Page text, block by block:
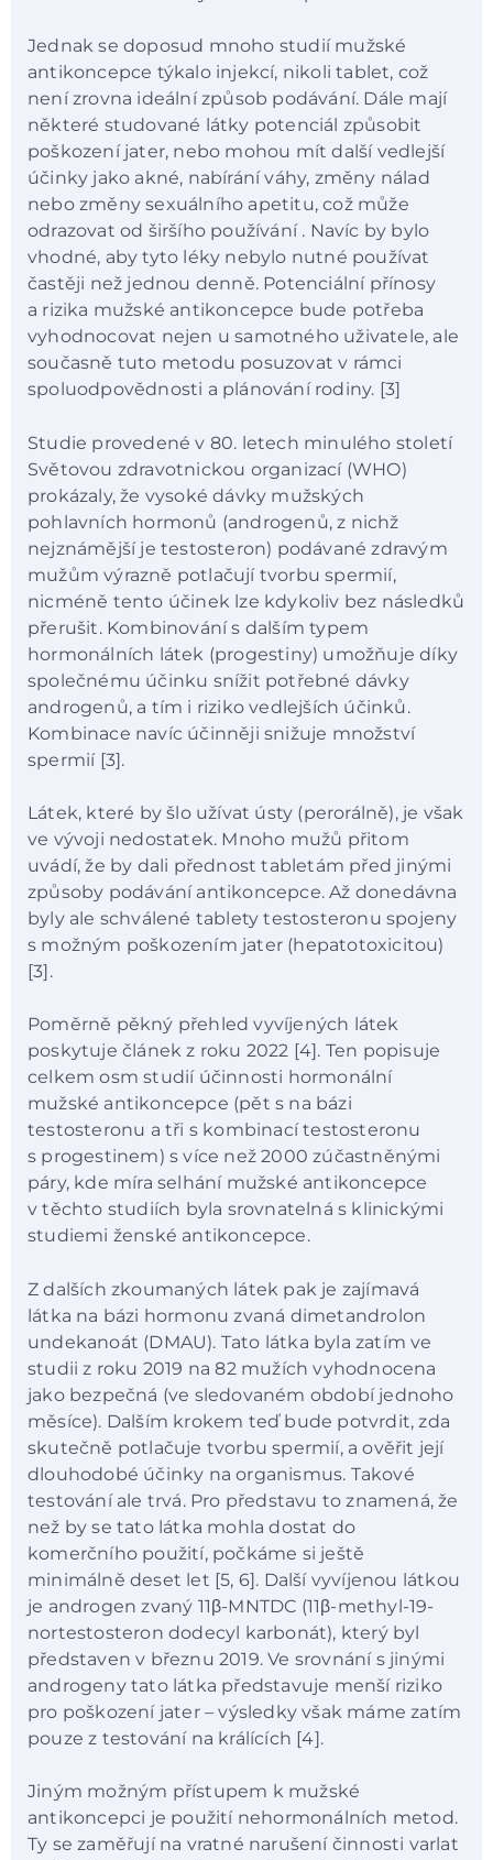
Jednak se doposud mnoho studií mužské
antikoncepce týkalo injekcí, nikoli tablet, což
není zrovna ideální způsob podávání. Dále mají
některé studované látky potenciál způsobit
poškození jater, nebo mohou mít další vedlejší
účinky jako akné, nabírání váhy, změny nálad
nebo změny sexuálního apetitu, což může
odrazovat od širšího používání . Navíc by bylo
vhodné, aby tyto léky nebylo nutné používat
častěji než jednou denně. Potenciální přínosy
a rizika mužské antikoncepce bude potřeba
vyhodnocovat nejen u samotného uživatele, ale
současně tuto metodu posuzovat v rámci
spoluodpovědnosti a plánování rodiny. [3]
Studie provedené v 80. letech minulého století
Světovou zdravotnickou organizací (WHO)
prokázaly, že vysoké dávky mužských
pohlavních hormonů (androgenů, z nichž
nejznámější je testosteron) podávané zdravým
mužům výrazně potlačují tvorbu spermií,
nicméně tento účinek lze kdykoliv bez následků
přerušit. Kombinování s dalším typem
hormonálních látek (progestiny) umožňuje díky
společnému účinku snížit potřebné dávky
androgenů, a tím i riziko vedlejších účinků.
Kombinace navíc účinněji snižuje množství
spermií [3].
Látek, které by šlo užívat ústy (perorálně), je však
ve vývoji nedostatek. Mnoho mužů přitom
uvádí, že by dali přednost tabletám před jinými
způsoby podávání antikoncepce. Až donedávna
byly ale schválené tablety testosteronu spojeny
s možným poškozením jater (hepatotoxicitou)
[3].
Poměrně pěkný přehled vyvíjených látek
poskytuje článek z roku 2022 [4]. Ten popisuje
celkem osm studií účinnosti hormonální
mužské antikoncepce (pět s na bázi
testosteronu a tři s kombinací testosteronu
s progestinem) s více než 2000 zúčastněnými
páry, kde míra selhání mužské antikoncepce
v těchto studiích byla srovnatelná s klinickými
studiemi ženské antikoncepce.
Z dalších zkoumaných látek pak je zajímavá
látka na bázi hormonu zvaná dimetandrolon
undekanoát (DMAU). Tato látka byla zatím ve
studii z roku 2019 na 82 mužích vyhodnocena
jako bezpečná (ve sledovaném období jednoho
měsíce). Dalším krokem teď bude potvrdit, zda
skutečně potlačuje tvorbu spermií, a ověřit její
dlouhodobé účinky na organismus. Takové
testování ale trvá. Pro představu to znamená, že
než by se tato látka mohla dostat do
komerčního použití, počkáme si ještě
minimálně deset let [5, 6]. Další vyvíjenou látkou
je androgen zvaný 11β-MNTDC (11β-methyl-19-
nortestosteron dodecyl karbonát), který byl
představen v březnu 2019. Ve srovnání s jinými
androgeny tato látka představuje menší riziko
pro poškození jater – výsledky však máme zatím
pouze z testování na králících [4].
Jiným možným přístupem k mužské
antikoncepci je použití nehormonálních metod.
Ty se zaměřují na vratné narušení činnosti varlat